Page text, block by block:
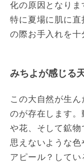
化の原因となりま
特に夏場に肌に
の際お手入れを十
みちよが感じる
この大自然が生
のが存在します。
や花、そして鉱
思えないような
アピール？して